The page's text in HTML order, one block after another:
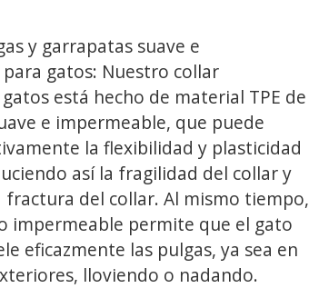
y garrapatas suave e
gatos: Nuestro collar
está hecho de material TPE de
e impermeable, que puede
la flexibilidad y plasticidad
así la fragilidad del collar y
fractura del collar. Al mismo tiempo,
impermeable permite que el gato
eficazmente las pulgas, ya sea en
lloviendo o nadando.